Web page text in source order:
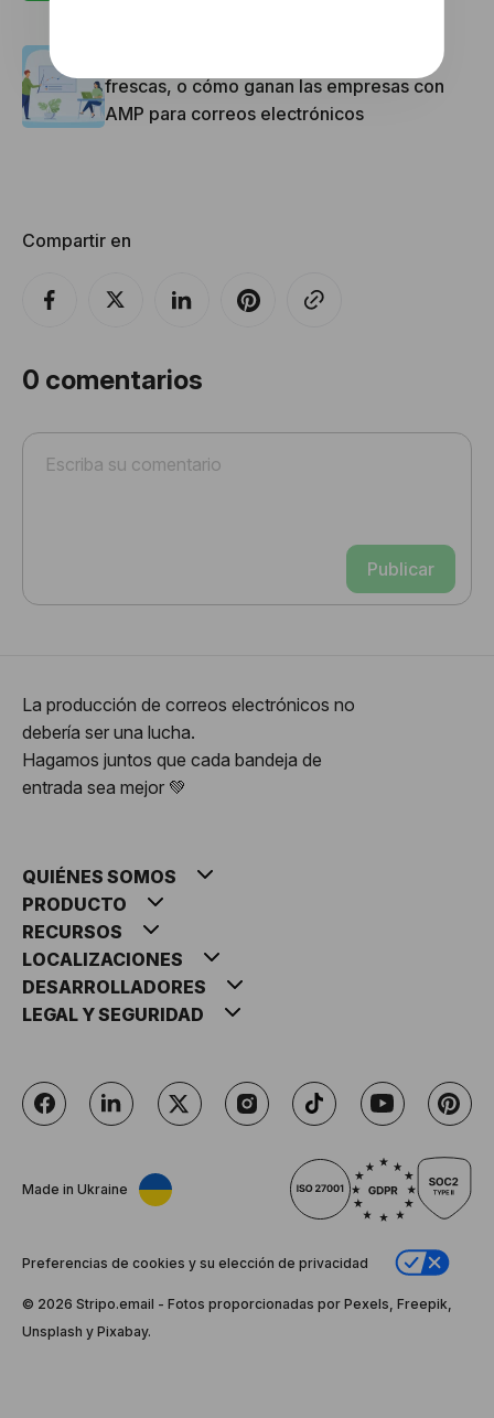
frescas, o cómo ganan las empresas con
AMP para correos electrónicos
Compartir en
0 comentarios
Publicar
La producción de correos electrónicos no
debería ser una lucha.
Hagamos juntos que cada bandeja de
entrada sea mejor 💚
QUIÉNES SOMOS
PRODUCTO
RECURSOS
LOCALIZACIONES
DESARROLLADORES
LEGAL Y SEGURIDAD
Made in Ukraine
Preferencias de cookies y su elección de privacidad
© 2026 Stripо.email - Fotos proporcionadas por Pexels, Freepik,
Unsplash y Pixabay.